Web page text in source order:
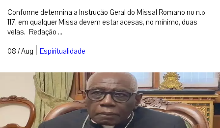
Conforme determina a Instrução Geral do Missal Romano no n.º
117, em qualquer Missa devem estar acesas, no mínimo, duas
velas. Redação ...
08 / Aug | Espiritualidade